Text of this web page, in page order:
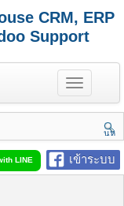
CRM, ERP
Support
T
o
g
e
n
a
v
นห
า
เข้าระบบ
LINE